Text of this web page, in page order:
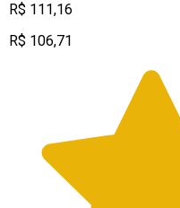
R$ 111,16
R$ 106,71